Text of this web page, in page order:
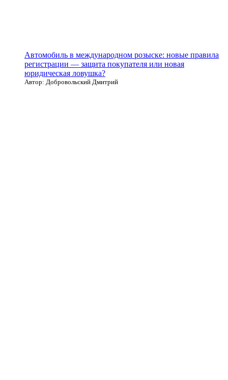
Автомобиль в международном розыске: новые правила
регистрации — защита покупателя или новая
юридическая ловушка?
Автор: Добровольский Дмитрий